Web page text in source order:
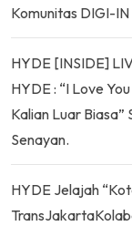
Komunitas DIGI-
HYDE [INSIDE]
HYDE : “I Love
Kalian Luar Biasa”
Senayan.
HYDE Jelajah